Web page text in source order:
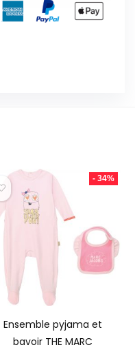
- 34%
Ensemble pyjama et
bavoir THE MARC